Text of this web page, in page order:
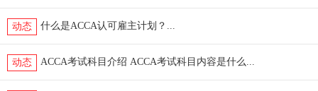
动态 什么是ACCA认可雇主计划？...
动态 ACCA考试科目介绍 ACCA考试科目内容是什么...